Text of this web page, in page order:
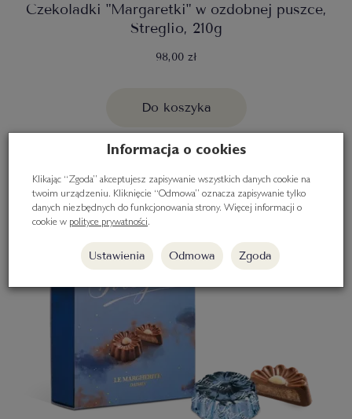
Czekoladki "Margaretki" w ozdobnej puszce,
Streglio, 210g
98,00 zł
Do koszyka
Informacja o cookies
Klikając “Zgoda” akceptujesz zapisywanie wszystkich danych cookie na
twoim urządzeniu. Kliknięcie “Odmowa” oznacza zapisywanie tylko
danych niezbędnych do funkcjonowania strony. Więcej informacji o
cookie w polityce prywatności.
Ustawienia Odmowa Zgoda